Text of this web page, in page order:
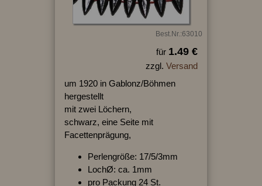
Best.Nr.:63010
für 1.49 €
zzgl. Versand
um 1920 in Gablonz/Böhmen
hergestellt
mit zwei Löchern,
schwarz, eine Seite mit
Facettenprägung,
Perlengröße: 17/5/3mm
LochØ: ca. 1mm
pro Packung 24 St.